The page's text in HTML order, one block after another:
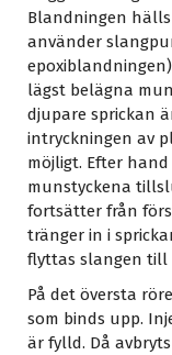
Blandningen
använder
lägst belägna
djupare sprickan
intryckningen av
möjligt. Efter
munstyckena
fortsätter från
tränger in i
flyttas slangen till
På det översta
som binds upp.
är fylld. Då